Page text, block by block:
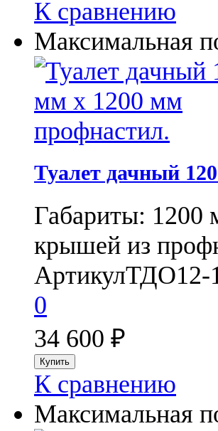
К сравнению
Максимальная
Туалет дачный
Габариты: 1200
крышей из
АртикулТДО12-
0
34 600 ₽
К сравнению
Максимальная